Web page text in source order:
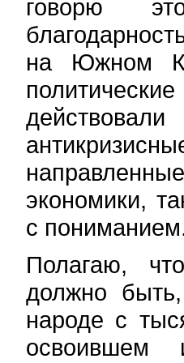
говорю
на Южном
экономики,
с
Полагаю,
должно
народе с
освоившем